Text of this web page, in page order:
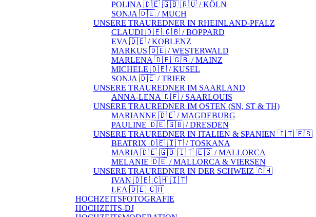
POLINA 🇩🇪 🇬🇧 🇷🇺 / KÖLN
SONJA 🇩🇪 / MUCH
UNSERE TRAUREDNER IN RHEINLAND-PFALZ
CLAUDI 🇩🇪 🇬🇧 / BOPPARD
EVA 🇩🇪 / KOBLENZ
MARKUS 🇩🇪 / WESTERWALD
MARLENA 🇩🇪 🇬🇧 / MAINZ
MICHELE 🇩🇪 / KUSEL
SONJA 🇩🇪 / TRIER
UNSERE TRAUREDNER IM SAARLAND
ANNA-LENA 🇩🇪 / SAARLOUIS
UNSERE TRAUREDNER IM OSTEN (SN, ST & TH)
MARIANNE 🇩🇪 / MAGDEBURG
PAULINE 🇩🇪 🇬🇧 / DRESDEN
UNSERE TRAUREDNER IN ITALIEN & SPANIEN 🇮🇹 🇪🇸
BEATRIX 🇩🇪 🇮🇹 / TOSKANA
MARIA 🇩🇪 🇬🇧 🇮🇹 🇪🇸 / MALLORCA
MELANIE 🇩🇪 / MALLORCA & VIERSEN
UNSERE TRAUREDNER IN DER SCHWEIZ 🇨🇭
IVAN 🇩🇪 🇨🇭 🇮🇹
LEA 🇩🇪 🇨🇭
HOCHZEITSFOTOGRAFIE
HOCHZEITS-DJ